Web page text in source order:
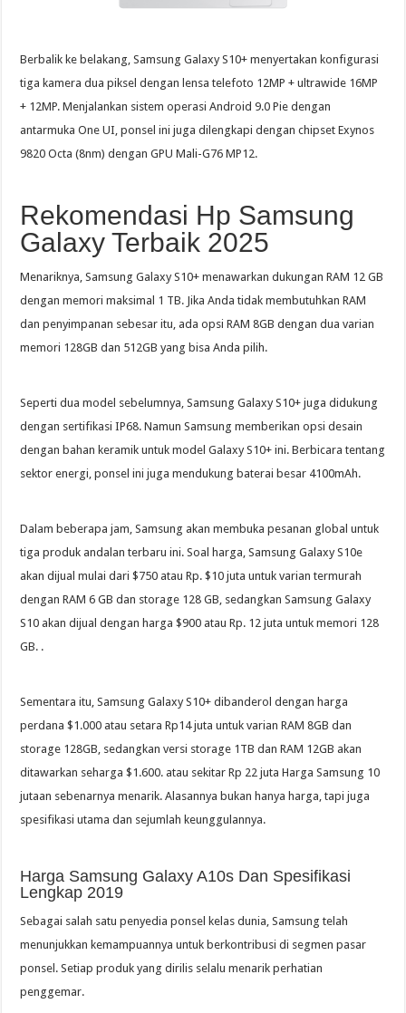
Berbalik ke belakang, Samsung Galaxy S10+ menyertakan konfigurasi
tiga kamera dua piksel dengan lensa telefoto 12MP + ultrawide 16MP
+ 12MP. Menjalankan sistem operasi Android 9.0 Pie dengan
antarmuka One UI, ponsel ini juga dilengkapi dengan chipset Exynos
9820 Octa (8nm) dengan GPU Mali-G76 MP12.
Rekomendasi Hp Samsung
Galaxy Terbaik 2025
Menariknya, Samsung Galaxy S10+ menawarkan dukungan RAM 12 GB
dengan memori maksimal 1 TB. Jika Anda tidak membutuhkan RAM
dan penyimpanan sebesar itu, ada opsi RAM 8GB dengan dua varian
memori 128GB dan 512GB yang bisa Anda pilih.
Seperti dua model sebelumnya, Samsung Galaxy S10+ juga didukung
dengan sertifikasi IP68. Namun Samsung memberikan opsi desain
dengan bahan keramik untuk model Galaxy S10+ ini. Berbicara tentang
sektor energi, ponsel ini juga mendukung baterai besar 4100mAh.
Dalam beberapa jam, Samsung akan membuka pesanan global untuk
tiga produk andalan terbaru ini. Soal harga, Samsung Galaxy S10e
akan dijual mulai dari $750 atau Rp. $10 juta untuk varian termurah
dengan RAM 6 GB dan storage 128 GB, sedangkan Samsung Galaxy
S10 akan dijual dengan harga $900 atau Rp. 12 juta untuk memori 128
GB. .
Sementara itu, Samsung Galaxy S10+ dibanderol dengan harga
perdana $1.000 atau setara Rp14 juta untuk varian RAM 8GB dan
storage 128GB, sedangkan versi storage 1TB dan RAM 12GB akan
ditawarkan seharga $1.600. atau sekitar Rp 22 juta Harga Samsung 10
jutaan sebenarnya menarik. Alasannya bukan hanya harga, tapi juga
spesifikasi utama dan sejumlah keunggulannya.
Harga Samsung Galaxy A10s Dan Spesifikasi
Lengkap 2019
Sebagai salah satu penyedia ponsel kelas dunia, Samsung telah
menunjukkan kemampuannya untuk berkontribusi di segmen pasar
ponsel. Setiap produk yang dirilis selalu menarik perhatian
penggemar.